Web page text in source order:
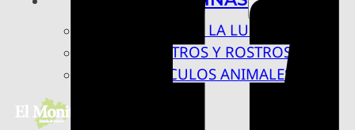
BAJO LA LUPA
RASTROS Y ROSTROS
VÍNCULOS ANIMALES